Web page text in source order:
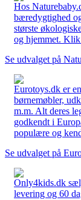
Hos
bæredygtighed
største
og hjemmet. Klik
Se udvalget på
Eurotoys.dk er
børnemøbler,
m.m. Alt deres
godkendt i
populære og
Se udvalget på
Only4kids.dk
levering og 60